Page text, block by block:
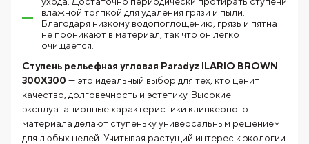
влажной тряпкой для удаления грязи и пыли.
Благодаря низкому водопоглощению, грязь и пятна
не проникают в материал, так что он легко
очищается.
Ступень рельефная угловая Paradyz ILARIO BROWN
300X300 — это идеальный выбор для тех, кто ценит
качество, долговечность и эстетику. Высокие
эксплуатационные характеристики клинкерного
материала делают ступеньку универсальным решением
для любых целей. Учитывая растущий интерес к экологии